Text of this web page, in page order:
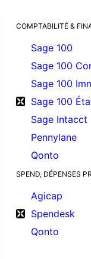
COMPTABILITÉ &
Sage 100
Sage 100
Sage 100
Sage 100
Sage Intacct
Pennylane
Qonto
SPEND, DÉPENSES
Agicap
Spendesk
Qonto